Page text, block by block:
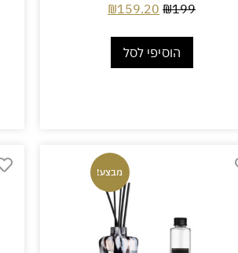
₪199
₪159.20
הוסיפי לסל
מבצע!